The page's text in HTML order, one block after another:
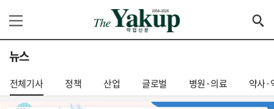
뉴스
전체기사 정책 산업 글로벌 병원·의료 약사·